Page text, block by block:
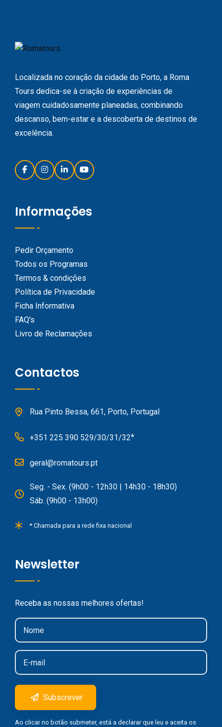
Localizada no coração da cidade do Porto, a Roma
Tours dedica-se à criação de experiências de
viagem cuidadosamente planeadas, combinando
descanso, bem-estar e a descoberta de destinos de
excelência.
Informações
Pedir Orçamento
Todos os Programas
Termos & condições
Política de Privacidade
Ficha Informativa
FAQ's
Livro de Reclamações
Contactos
Rua Pinto Bessa, 661, Porto, Portugal
+351 225 390 529/30/31/32*
geral@romatours.pt
Seg. - Sex. (9h00 - 12h30 | 14h30 - 18h30)
Sáb. (9h00 - 13h00)
* Chamada para a rede fixa nacional
Newsletter
Receba as nossas melhores ofertas!
Subscrever
Ao clicar no botão submeter, está a declarar que leu e aceita os